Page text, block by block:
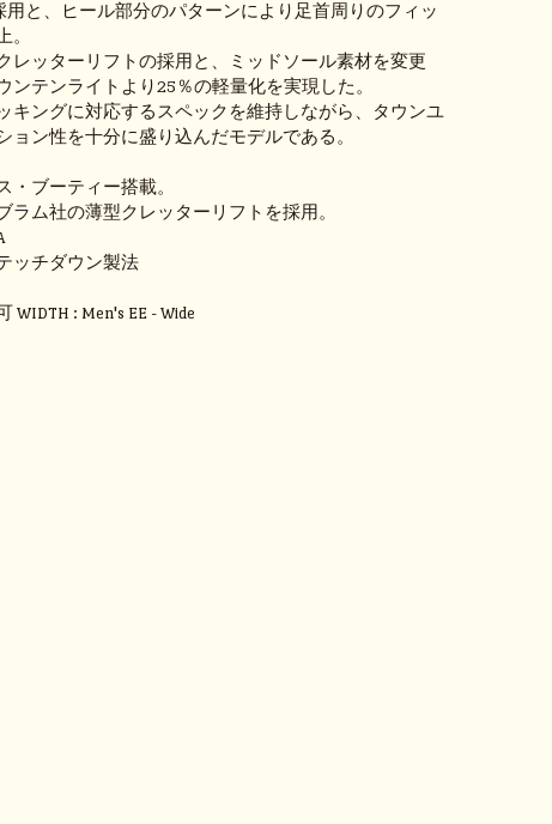
用と、ヒール部分のパターンにより足首周りのフィッ
。
レッターリフトの採用と、ミッドソール素材を変更
ンテンライトより25％の軽量化を実現した。
キングに対応するスペックを維持しながら、タウンユ
ョン性を十分に盛り込んだモデルである。
・ブーティー搭載。
ラム社の薄型クレッターリフトを採用。
ッチダウン製法
WIDTH : Men's EE - Wide